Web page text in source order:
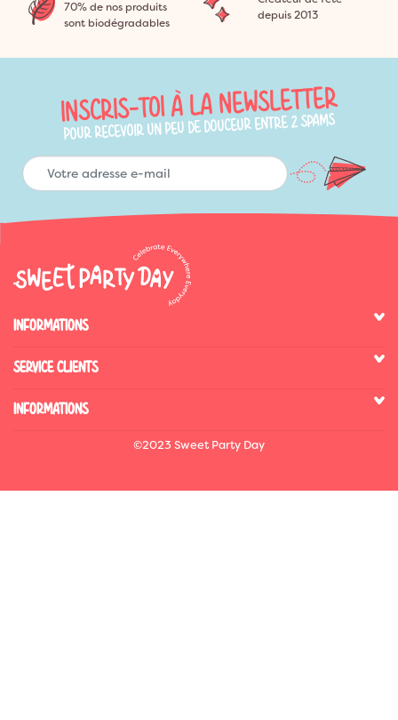
70% de nos produits
sont biodégradables
depuis 2013
INSCRIS-TOI À LA NEWSLETTER
POUR RECEVOIR UN PEU DE DOUCEUR ENTRE 2 SPAMS
INFORMATIONS
SERVICE CLIENTS
INFORMATIONS
©2023 Sweet Party Day